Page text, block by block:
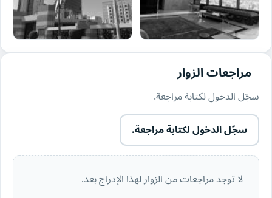
مراجعات الزوار
سجّل الدخول لكتابة مراجعة.
سجّل الدخول لكتابة مراجعة.
لا توجد مراجعات من الزوار لهذا الإدراج بعد.